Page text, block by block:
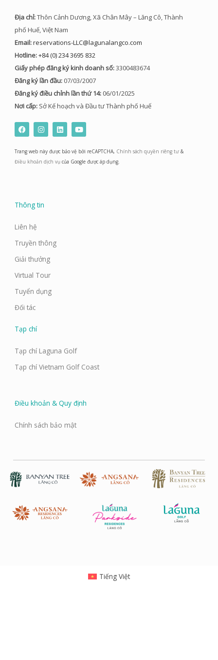
Địa chỉ:Thôn Cảnh Dương, Xã Chân Mây – Lăng Cô, Thành
phố Huế, Việt Nam
Email:reservations-LLC@lagunalangco.com
Hotline:+84 (0) 234 3695 832
Giấy phép đăng ký kinh doanh số:3300483674
Đăng ký lần đầu: 07/03/2007
Đăng ký điều chỉnh lần thứ 14: 06/01/2025
Nơi cấp: Sở Kế hoạch và Đầu tư Thành phố Huế
F
a
c
b
o
I
n
s
a
g
L
i
n
k
e
d
Y
o
u
t
u
b
Trang web này được bảo vệ bởi reCAPTCHA, Chính sách quyền riêng tư &
Điều khoản dịch vụ của Google được áp dụng.
Thông tin
Liên hệ
Truyền thông
Giải thưởng
Virtual Tour
Tuyển dụng
Đối tác
Tạp chí
Tạp chí Laguna Golf
Tạp chí Vietnam Golf Coast
Điều khoản & Quy định
Chính sách bảo mật
Tiếng Việt